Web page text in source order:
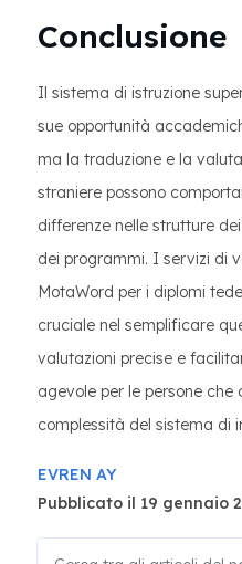
Conclusione
Il sistema di istruzione
sue opportunità
ma la traduzione e la
straniere possono
differenze nelle strutture
dei programmi. I servizi di
MotaWord per i diplomi
cruciale nel semplificare
valutazioni precise e
agevole per le persone
complessità del sistema di
EVREN AY
Pubblicato il 19 gennaio